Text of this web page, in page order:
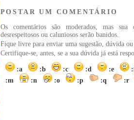
POSTAR UM COMENTÁRIO
Os comentários são moderados, mas
desrespeitosos ou caluniosos serão banidos.
Fique livre para enviar uma sugestão, dúvida
Certifique-se, antes, se a sua dúvida já está
:a :b :c :d :e
:m
:n :o :p :q :r